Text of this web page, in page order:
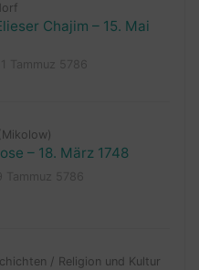
Chajim – 15. Mai
– 18. März 1748
/ Religion und Kultur